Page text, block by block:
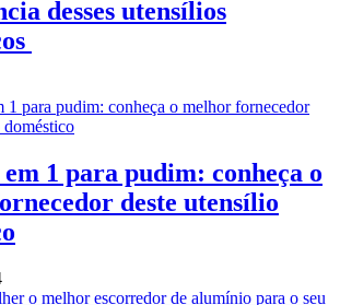
desses utensílios
em 1 para pudim: conheça o
deste utensílio